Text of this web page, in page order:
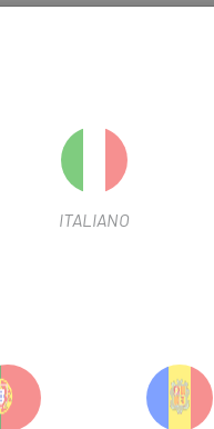
menos de 20 segundos,
ITALIANO